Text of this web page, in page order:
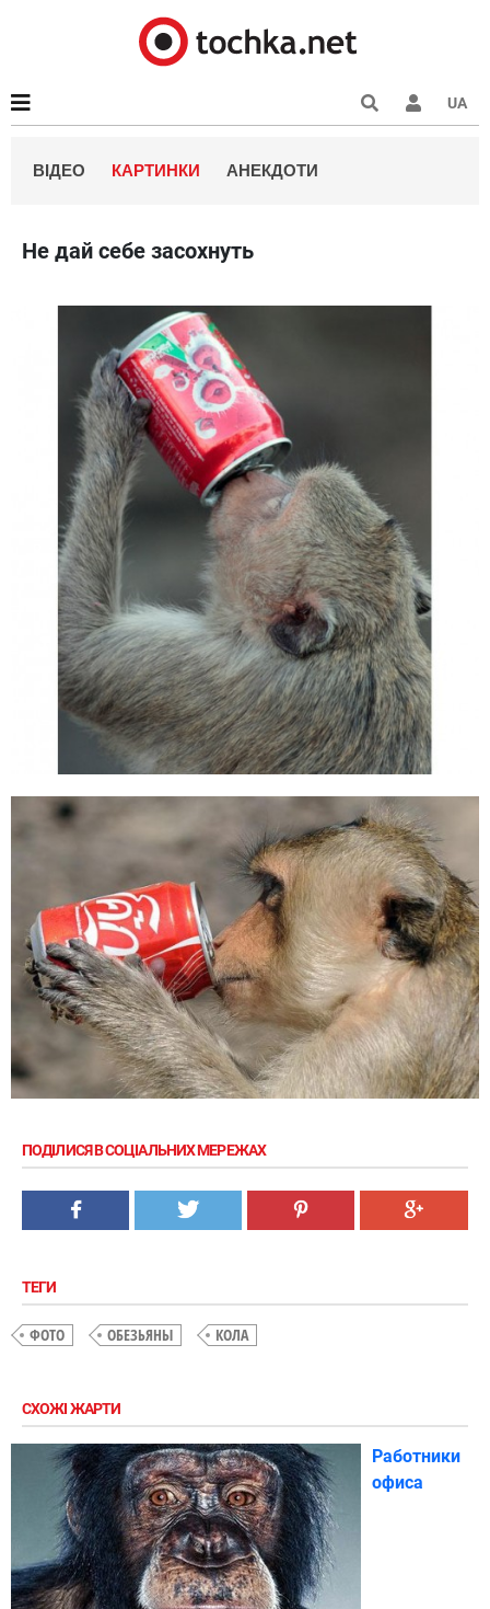
UA
ВІДЕО КАРТИНКИ АНЕКДОТИ
Не дай себе засохнуть
ПОДІЛИСЯ В СОЦІАЛЬНИХ МЕРЕЖАХ
ТЕГИ
ФОТО ОБЕЗЬЯНЫ КОЛА
СХОЖІ ЖАРТИ
Работники
офиса